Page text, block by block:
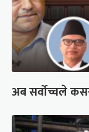
अब सर्वोच्चले